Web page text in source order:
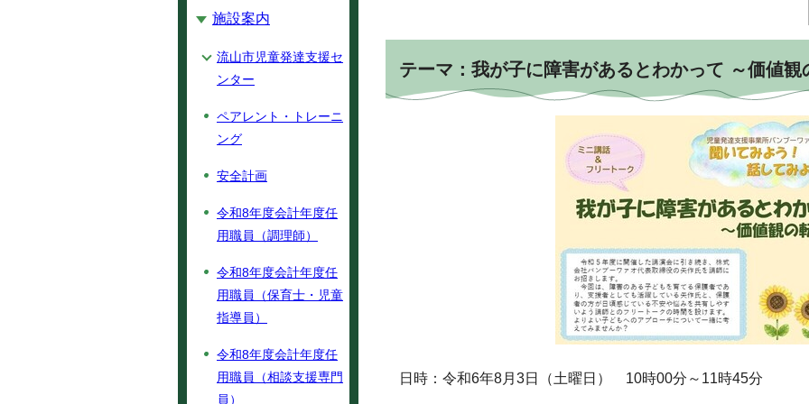
テーマ：我が子に障害があるとわかって ～価値観
日時：令和6年8月3日（土曜日） 10時00分～11時45分
施設案内
流山市児童発達支援セ
ンター
ペアレント・トレーニ
ング
安全計画
令和8年度会計年度任
用職員（調理師）
令和8年度会計年度任
用職員（保育士・児童
指導員）
令和8年度会計年度任
用職員（相談支援専門
員）